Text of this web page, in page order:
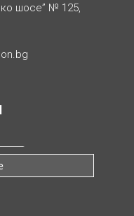
шосе” № 125,